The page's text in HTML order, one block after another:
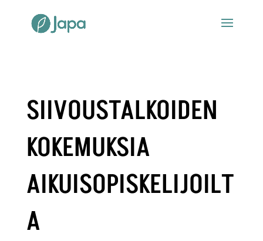
SIIVOUSTALKOIDEN
KOKEMUKSIA
AIKUISOPISKELIJOILT
A